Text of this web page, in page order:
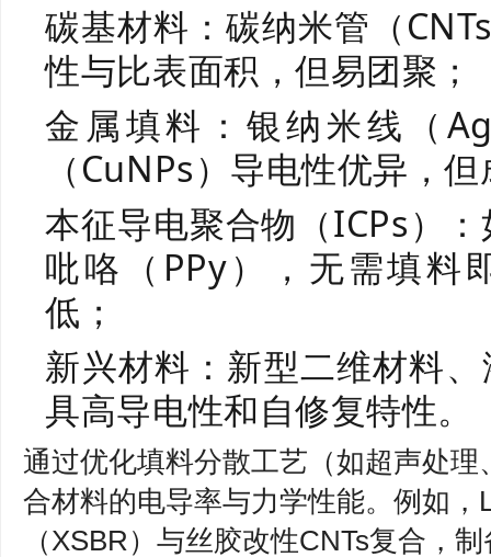
碳基材料：碳纳米管（
性与比表面积，但易团聚；
金属填料：银纳米线（
（CuNPs）导电性优异，
本征导电聚合物（ICPs）
吡咯（PPy），无需填料
低；
新兴材料：新型二维材料
具高导电性和自修复特性。
通过优化填料分散工艺（如超声处
合材料的电导率与力学性能。例如，
（XSBR）与丝胶改性CNTs复合，